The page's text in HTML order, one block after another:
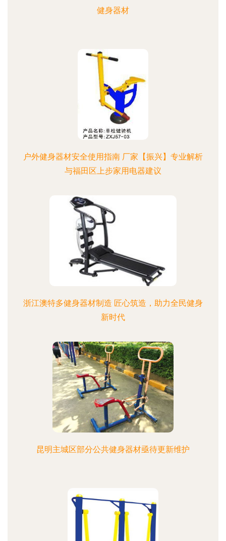
健身器材
户外健身器材安全使用指南 厂家【振兴】专业解析
与福田区上步家用电器建议
浙江澳特多健身器材制造 匠心筑造，助力全民健身
新时代
昆明主城区部分公共健身器材亟待更新维护